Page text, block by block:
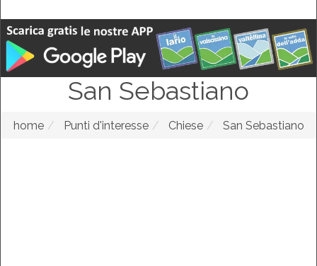
San Sebastiano
home Punti d'interesse Chiese San Sebastiano